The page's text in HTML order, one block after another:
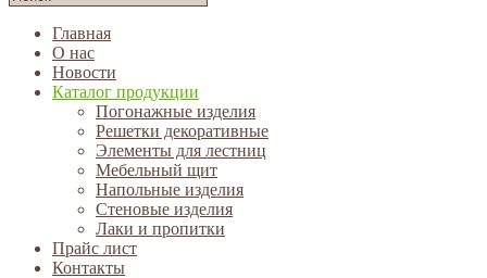
Главная
О нас
Новости
Каталог продукции
Погонажные изделия
Решетки декоративные
Элементы для лестниц
Мебельный щит
Напольные изделия
Стеновые изделия
Лаки и пропитки
Прайс лист
Контакты